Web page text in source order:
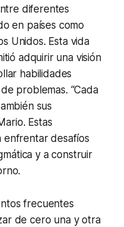
diferentes
en países como
Unidos. Esta vida
adquirir una visión
habilidades
problemas. “Cada
sus
Estas
enfrentar desafíos
y a construir
frecuentes
de cero una y otra